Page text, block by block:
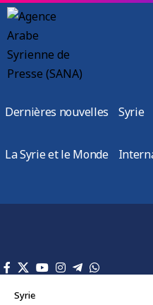
Dernières nouvelles Syrie
La Syrie et le Monde
Syrie